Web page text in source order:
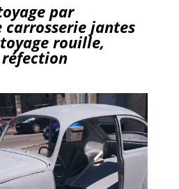
par
carrosserie jantes
rouille,